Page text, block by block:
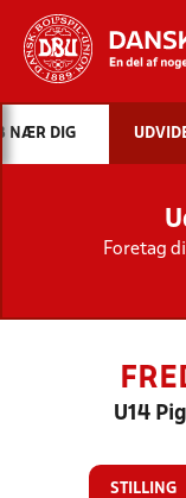
NÆR DIG
Foretag
U14
STILLING